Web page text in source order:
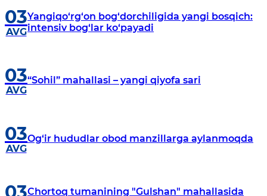
03
AVG
Yangiqo‘rg‘on bog‘dorchiligida yangi bosqich:
intensiv bog‘lar ko‘payadi
03
AVG
“Sohil” mahallasi – yangi qiyofa sari
03
AVG
Og‘ir hududlar obod manzillarga aylanmoqda
Chortoq tumanining "Gulshan" mahallasida